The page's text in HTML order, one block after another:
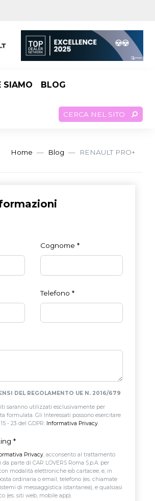
SIAMO BLOG
CERCA NEL SITO
Home Blog RENAULT PRO+
Cognome *
Telefono *
DEL REGOLAMENTO UE N. 2016/679
saranno utilizzati esclusivamente per
formulata. Gli Interessati possono esercitare
- 23 del GDPR. Informativa Privacy.
*
Privacy, acconsento al trattamento
parte di CAR LOVERS Roma S.p.A. per
modalità elettroniche e/o cartacee, e, in
ordinaria o email, telefono (es. chiamate
di messaggistica istantanea), e qualsiasi
(es. siti web, mobile app).